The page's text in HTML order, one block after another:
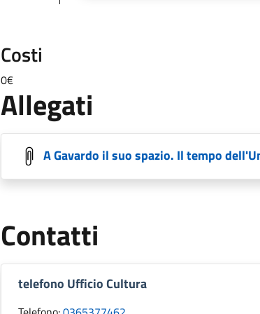
Costi
0€
Allegati
A Gavardo il suo spazio. Il tempo
Contatti
telefono Ufficio Cultura